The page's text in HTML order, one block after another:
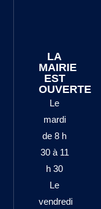
LA
MAIRIE
EST
OUVERTE
Le
mardi
de 8 h
30 à 11
h 30
Le
vendredi